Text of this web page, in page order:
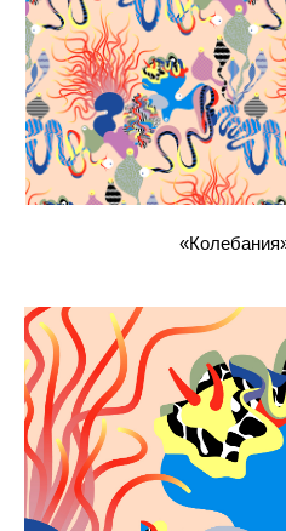
«Колебания», паттерн, деталь